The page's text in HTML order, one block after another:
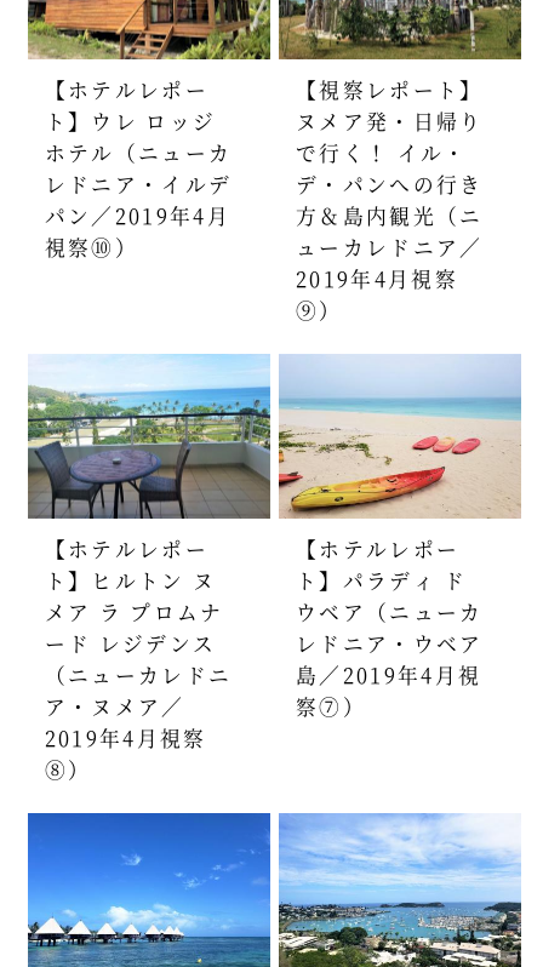
【ホテルレポー
ト】ウレ ロッジ
ホテル（ニューカ
レドニア・イルデ
パン／2019年4月
視察⑩）
【視察レポート】
ヌメア発・日帰り
で行く！ イル・
デ・パンへの行き
方＆島内観光（ニ
ューカレドニア／
2019年4月視察
⑨）
【ホテルレポー
ト】ヒルトン ヌ
メア ラ プロムナ
ード レジデンス
（ニューカレドニ
ア・ヌメア／
2019年4月視察
⑧）
【ホテルレポー
ト】パラディ ド
ウベア（ニューカ
レドニア・ウベア
島／2019年4月視
察⑦）